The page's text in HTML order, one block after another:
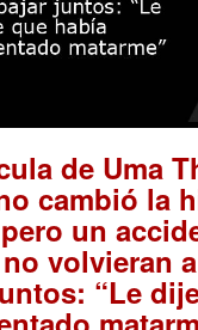
de Uma
cambió la
un
volvieran a
“Le